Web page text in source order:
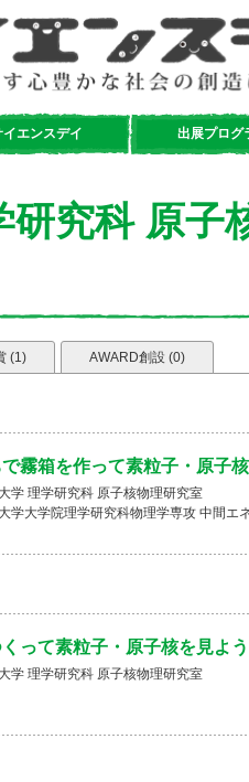
イエンスデイ 出展プログ
研究科 原子
(1) AWARD創設 (0)
霧箱を作って素粒子・原子
学 理学研究科 原子核物理研究室
学大学院理学研究科物理学専攻 中間エ
って素粒子・原子核を見よ
学 理学研究科 原子核物理研究室